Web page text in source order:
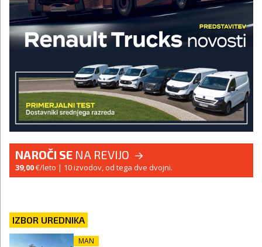
NAROČI SE NA REVIJO
39,00€/leto | 10 izvodov, od tega dve dvojni.
IZBOR UREDNIKA
MAN